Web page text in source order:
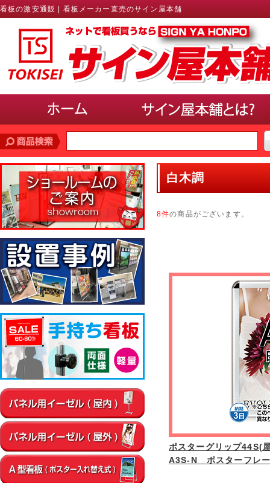
看板の激安通販 | 看板メーカー直売のサイン屋本舗
価格帯で探す
10,000円未満
10,000円〜20,000円
20,000円〜30,000円
30,000円〜40,000円
40,000円〜50,000円 50,000円以上
サインのサイズで選ぶ(ポスター、パネル)
A3以下
B3・A2・B2 A1・B1
使用場所で選ぶ
▼屋内
通路
店内・フロア 卓上・カウンター
エントラ
▼屋外
店舗前
イベント会場 エントランス
白木調
8件の商品がございます。
ポスターグリップ44S(
A3S-N ポスターフレ